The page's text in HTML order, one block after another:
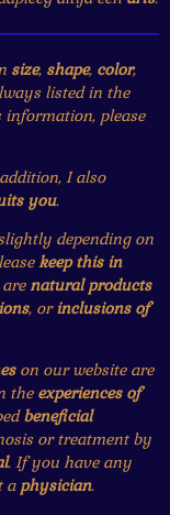
size, shape, color,
listed in the
please
I also
you.
depending on
keep this in
natural products
, orinclusions of
on our website are
the experiences of
beneficial
or treatment by
. If you have any
a physician.